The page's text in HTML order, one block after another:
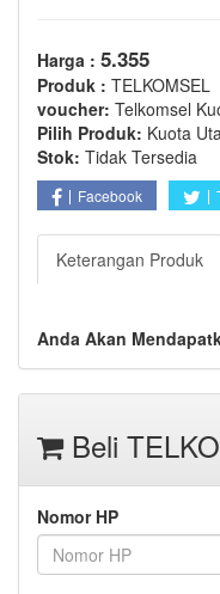
Harga : 5.355
Produk : TELKOMSEL
voucher: Telkomsel
Pilih Produk: Kuota
Stok: Tidak Tersedia
Facebook
Keterangan Produk
Anda Akan
Beli
Nomor HP